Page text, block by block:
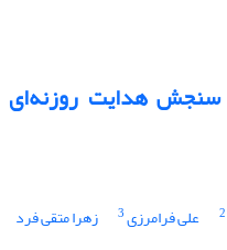
سنجش هدایت روزنه‌ای
2 علی فرامرزی3 زهرا متقی فرد